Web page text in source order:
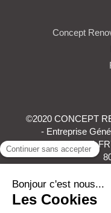
Concept
©2020 CONCEPT
- Entreprise
830188231 - TVA